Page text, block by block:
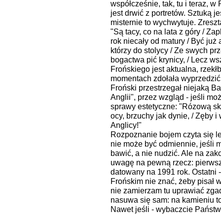
współcześnie, tak, tu i teraz,
jest drwić z portretów. Sztuką
misternie to wychwytuje.
"Są tacy, co na lata z góry /
rok niecały od matury / Być
którzy do stolycy / Ze swych
bogactwa pić krynicy, / Lecz
Frońskiego jest aktualna,
momentach zdołała
Froński przestrzegał niejaką
Anglii", przez wzgląd - jeśli
sprawy estetyczne: "Rózową
ocy, brzuchy jak dynie, / Zęby i
Anglicy!"
Rozpoznanie bojem czyta się
nie może być odmiennie, jeśli
bawić, a nie nudzić. Ale na
uwagę na pewną rzecz:
datowany na 1991 rok. Ostatni
Frońskim nie znać, żeby pisał
nie zamierzam tu uprawiać
nasuwa się sam: na kamieniu
Nawet jeśli - wybaczcie